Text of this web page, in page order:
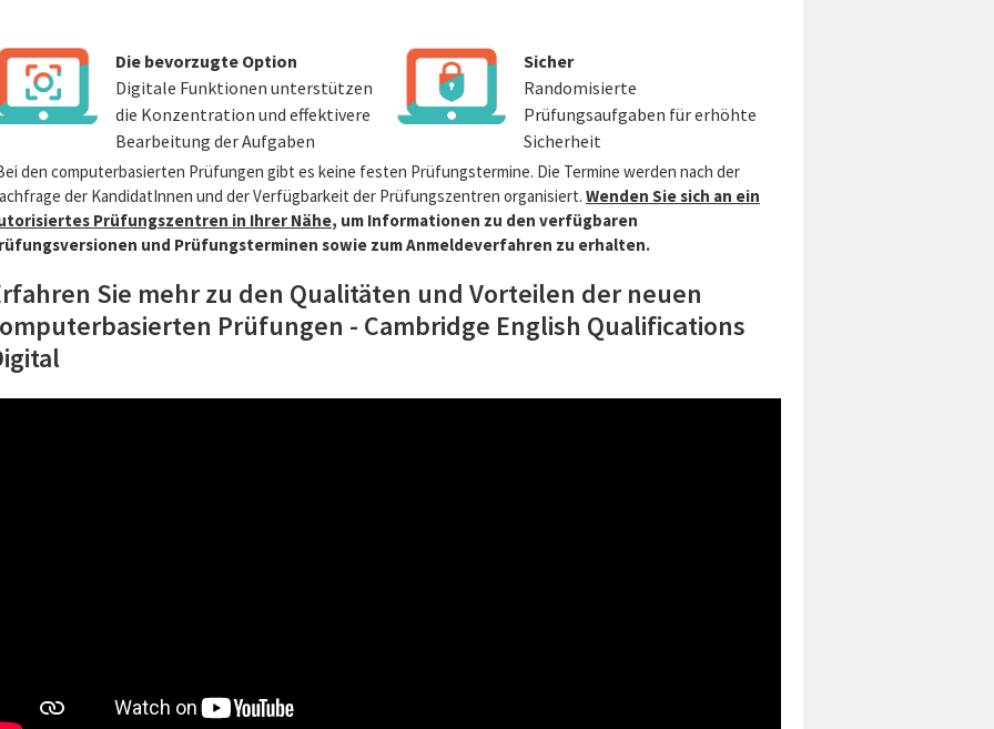
Die bevorzugte Option
Digitale Funktionen unterstützen
die Konzentration und effektivere
Bearbeitung der Aufgaben
Sicher
Randomisierte
Prüfungsaufgaben für erhöhte
Sicherheit
den computerbasierten Prüfungen gibt es keine festen Prüfungstermine. Die Termine werden nach der
der KandidatInnen und der Verfügbarkeit der Prüfungszentren organisiert. Wenden Sie sich an ein
Prüfungszentren in Ihrer Nähe, um Informationen zu den verfügbaren
und Prüfungsterminen sowie zum Anmeldeverfahren zu erhalten.
Sie mehr zu den Qualitäten und Vorteilen der neuen
Prüfungen - Cambridge English Qualifications